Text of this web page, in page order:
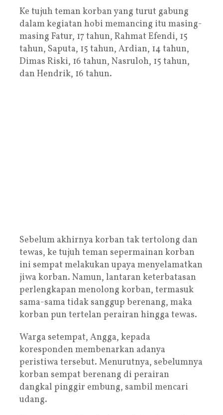
Ke tujuh teman korban yang turut gabung
dalam kegiatan hobi memancing itu masing-
masing Fatur, 17 tahun, Rahmat Efendi, 15
tahun, Saputa, 15 tahun, Ardian, 14 tahun,
Dimas Riski, 16 tahun, Nasruloh, 15 tahun,
dan Hendrik, 16 tahun.
Sebelum akhirnya korban tak tertolong dan
tewas, ke tujuh teman sepermainan korban
ini sempat melakukan upaya menyelamatkan
jiwa korban. Namun, lantaran keterbatasan
perlengkapan menolong korban, termasuk
sama-sama tidak sanggup berenang, maka
korban pun tertelan perairan hingga tewas.
Warga setempat, Angga, kepada
koresponden membenarkan adanya
peristiwa tersebut. Menurutnya, sebelumnya
korban sempat berenang di perairan
dangkal pinggir embung, sambil mencari
udang.